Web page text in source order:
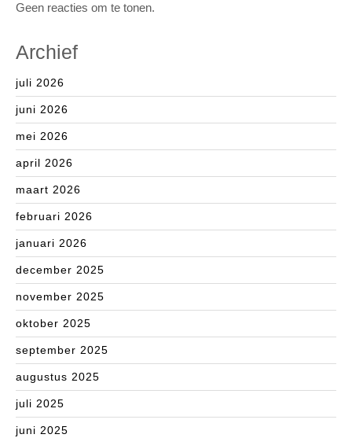
Geen reacties om te tonen.
Archief
juli 2026
juni 2026
mei 2026
april 2026
maart 2026
februari 2026
januari 2026
december 2025
november 2025
oktober 2025
september 2025
augustus 2025
juli 2025
juni 2025